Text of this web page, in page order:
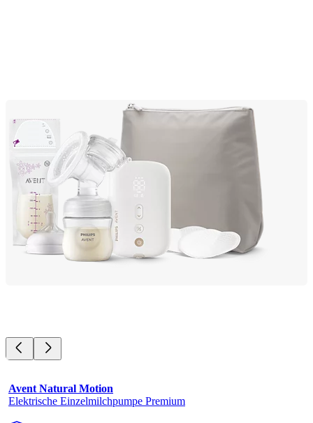
Avent Natural Motion
Elektrische Einzelmilchpumpe Premium